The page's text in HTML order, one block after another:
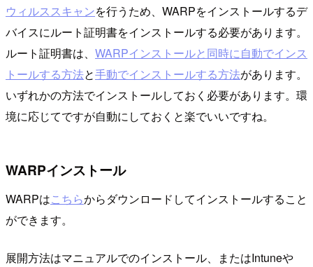
ウィルススキャンを行うため、WARPをインストールするデ
バイスにルート証明書をインストールする必要があります。
ルート証明書は、 WARPインストールと同時に自動でインス
トールする方法と手動でインストールする方法があります。
いずれかの方法でインストールしておく必要があります。環
境に応じてですが自動にしておくと楽でいいですね。
WARPインストール
WARPはこちらからダウンロードしてインストールすること
ができます。
展開方法はマニュアルでのインストール、またはIntuneや